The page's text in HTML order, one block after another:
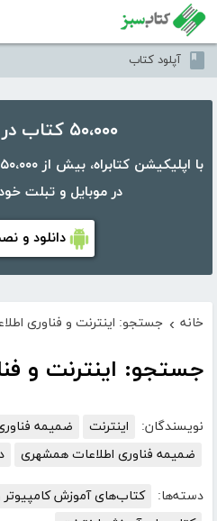
آپلود کتاب
۵۰،۰۰۰ کتاب در موبایل شما
در موبایل و تبلت
دانلود و
خانه › جستجو: اینترنت و فناوری
جستجو: اینترنت و
نویسندگان: اینترنت
ضمیمه
ضمیمه فناوری اطلاعات همشهری
دسته‌ها:
کتاب‌های آموزش کامپیوتر